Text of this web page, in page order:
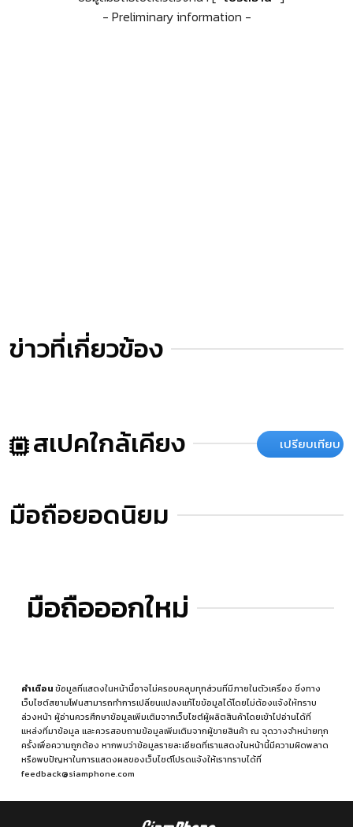
- Preliminary information -
ข่าวที่เกี่ยวข้อง
สเปคใกล้เคียง เปรียบเทียบ
มือถือยอดนิยม
มือถือออกใหม่
คำเตือนข้อมูลที่แสดงในหน้านี้อาจไม่ครอบคลุมทุกส่วนที่มีภายในตัวเครื่อง ซึ่งทาง
เว็บไซต์สยามโฟนสามารถทำการเปลี่ยนแปลงแก้ไขข้อมูลได้โดยไม่ต้องแจ้งให้ทราบ
ล่วงหน้า ผู้อ่านควรศึกษาข้อมูลเพิ่มเติมจากเว็บไซต์ผู้ผลิตสินค้าโดยเข้าไปอ่านได้ที่
แหล่งที่มาข้อมูล และควรสอบถามข้อมูลเพิ่มเติมจากผู้ขายสินค้า ณ จุดวางจำหน่ายทุก
ครั้งเพื่อความถูกต้อง หากพบว่าข้อมูลรายละเอียดที่เราแสดงในหน้านี้มีความผิดพลาด
หรือพบปัญหาในการแสดงผลของเว็บไซต์โปรดแจ้งให้เราทราบได้ที่
feedback@siamphone.com